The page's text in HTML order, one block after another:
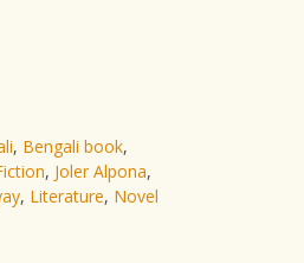
, Bengali book,
, Joler Alpona,
, Literature, Novel